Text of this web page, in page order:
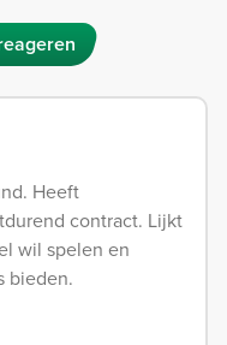
Heeft
contract. Lijkt
wil spelen en
bieden.